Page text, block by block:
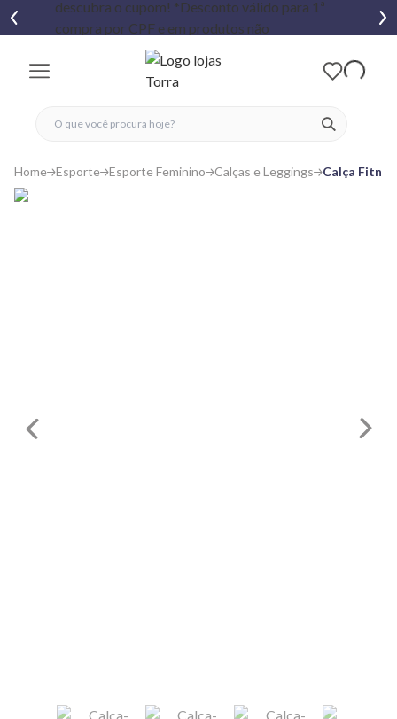
ver
fechar menu
fechar menu
favoritos
Home Esporte Esporte Feminino Calças e Leggings Calça